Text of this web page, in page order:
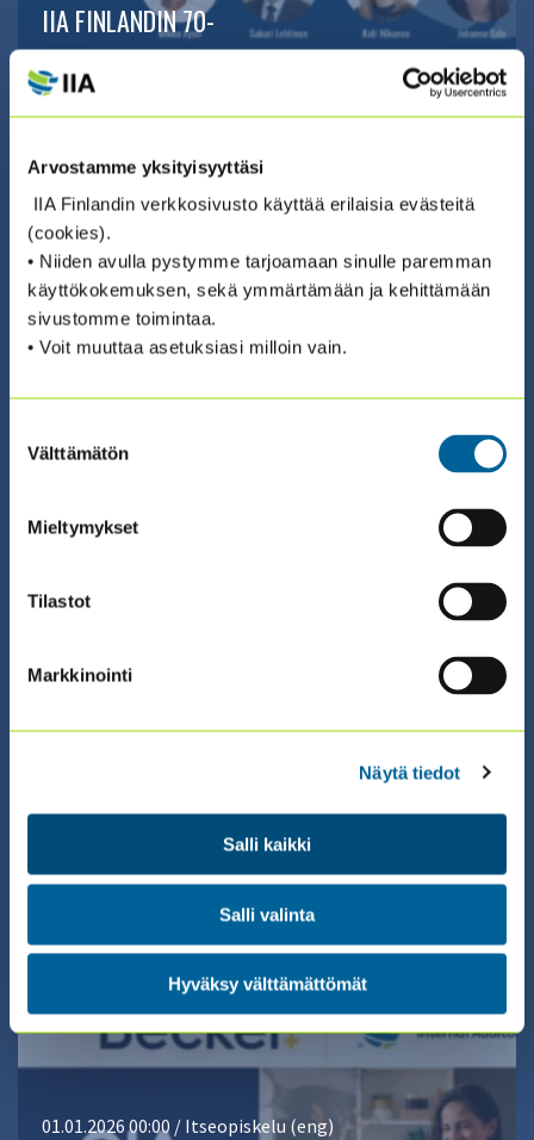
Arvostamme yksityisyyttäsi
IIA Finlandin verkkosivusto käyttää erilaisia evästeitä
(cookies).
• Niiden avulla pystymme tarjoamaan sinulle paremman
käyttökokemuksen, sekä ymmärtämään ja kehittämään
sivustomme toimintaa.
• Voit muuttaa asetuksiasi milloin vain.
valinta
Välttämätön
Mieltymykset
Tilastot
Markkinointi
Näytä tiedot
Salli kaikki
Salli valinta
Hyväksy välttämättömät
IIA FINLANDIN 70-
VUOTISJUHLASEMINAARI 2026
24.11.2026 08:30 / Valmennus (suomeksi)
AUDITING THE CYBERSECURITY
(24.11. + 25.11. + 3.12. + 4.12.)
ILMOITTAUDU ›
A JOURNEY TO DATA ANALYTICS: DATA
SERTIFIKAATTIVALMENNUS 2026
(9.9. + 14.9. + 17.9.)
01.01.2026 00:00 / Itseopiskelu (eng)